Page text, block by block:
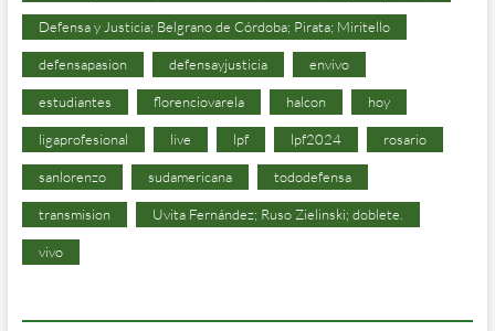
Defensa y Justicia; Belgrano de Córdoba; Pirata; Miritello
defensapasion defensayjusticia envivo
estudiantes florenciovarela halcon hoy
ligaprofesional live lpf lpf2024 rosario
sanlorenzo sudamericana tododefensa
transmision Uvita Fernández; Ruso Zielinski; doblete.
vivo